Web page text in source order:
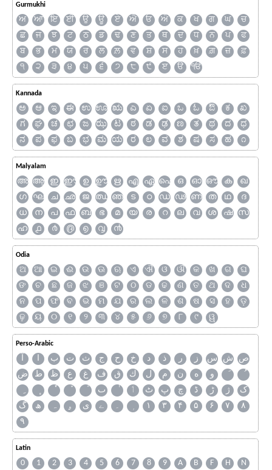
Gurmukhi
ਅ ਆ ਇ ਈ ਉ ਊ ਏ ਐ ਓ ਔ ਕ ਖ ਗ ਘ
ਚ
ਛ
ਜ ਝ ਟ ਠ ਡ ਢ ਣ ਤ ਥ ਦ ਧ ਨ ਪ
ਫ
ਬ
ਭ ਮ ਯ ਰ ਲ ਲ਼ ਵ ਸ਼ ਸ ਹ ਖ਼ ਗ਼ ਜ਼
ਫ਼
੧
੨ ੩ ੪ ੫ ੬ ੭ ੮ ੯ ੲ ੳ ੴ
Kannada
ಅ ಆ ಇ ಈ ಉ ಊ ಋ ಎ ಏ ಐ ಒ ಓ ಔ ಕ
ಖ
ಗ
ಘ ಚ ಛ ಜ ಝ ಟ ಠ ಡ ಢ ಣ ತ ಥ ದ
ಧ
ನ
ಪ ಫ ಬ ಭ ಮ ಯ ರ ಲ ವ ಶ ಷ ಸ ಹ ೧
Malyalam
അ ആ ഇ ഈ ഉ ഊ ഋ എ ഏ ഐ ഒ ഓ ഔ ക
ഖ
ഗ
ഘ ച ഛ ജ ഝ ഞ ട ഠ ഡ ഢ ണ ത ഥ
ദ
ധ
ന പ ഫ ബ ഭ മ യ ര റ ല വ ശ ഷ
സ
ഹ
൧ ൪ ൫ ൭ ൮ ൯
Odia
ଅ ଆ ଇ ଈ ଉ ଊ ଋ ଏ ଐ ଓ ଔ କ ଖ ଗ
ଘ
ଙ
ଚ ଛ ଜ ଝ ଞ ଟ ଠ ଡ ଢ ଣ ତ ଥ ଦ
ଧ
ନ
ପ ଫ ବ ଭ ମ ଯ ର ଲ ଳ ଶ ଷ ସ ହ
ଡ଼
ଢ଼
ୟ ୦ ୧ ୨ ୩ ୪ ୫ ୬ ୭ ୮ ୯ ୱ
Perso-Arabic
آ ا ب ت ث ج ح خ د ذ ر ز س ش ص
ض
ط ظ ع غ ف ق ك ل م ن ه
و
ٮ
ٲ ٹ پ چ ڈ ڑ ژ
ک
گ
ھ ہ ۄ ی ے ۔ ۱ ۳ ۴ ۵ ۶ ۷
۸
۹
Latin
0 1 2 3 4 5 6 7 8 9 A B F H
N